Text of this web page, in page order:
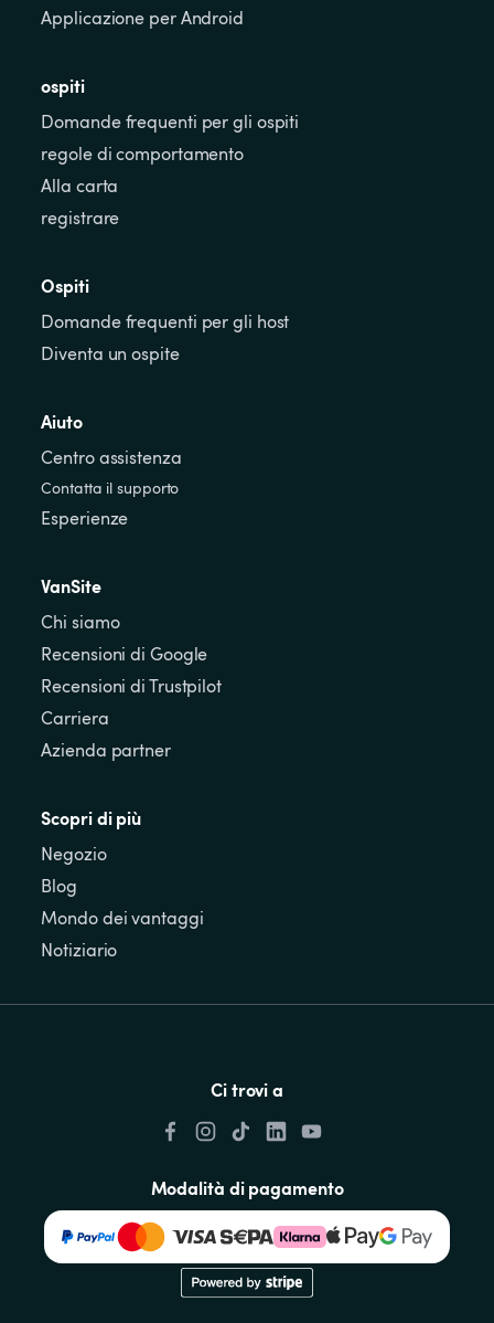
Applicazione per Android
ospiti
Domande frequenti per gli ospiti
regole di comportamento
Alla carta
registrare
Ospiti
Domande frequenti per gli host
Diventa un ospite
Aiuto
Centro assistenza
Contatta il supporto
Esperienze
VanSite
Chi siamo
Recensioni di Google
Recensioni di Trustpilot
Carriera
Azienda partner
Scopri di più
Negozio
Blog
Mondo dei vantaggi
Notiziario
Ci trovi a
Modalità di pagamento